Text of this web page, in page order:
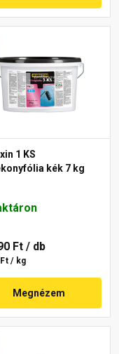
1 KS
kék 7 kg
Ft / db
/ kg
Megnézem